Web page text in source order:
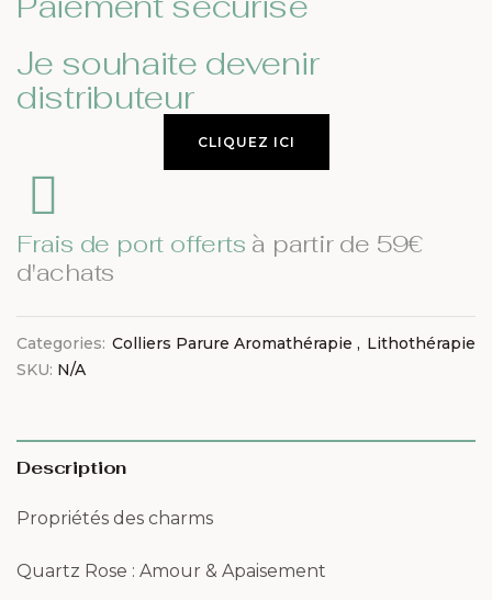
Je souhaite devenir
distributeur
CLIQUEZ ICI
Frais de port offerts à partir de 59€
d'achats
Categories: Colliers Parure Aromathérapie , Lithothérapie
SKU: N/A
Description
Propriétés des charms
Quartz Rose : Amour & Apaisement